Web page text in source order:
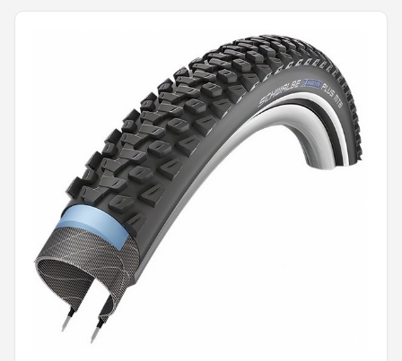
Elektrische fietsen
Mountainbikes
POPULAIRE MERKEN
Basil
Volare
ABUS